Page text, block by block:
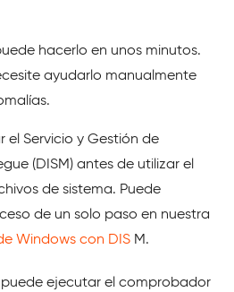
hacerlo en unos minutos.
ayudarlo manualmente
el Servicio y Gestión de
(DISM) antes de utilizar el
de sistema. Puede
de un solo paso en nuestra
Windows con DIS M.
ejecutar el comprobador